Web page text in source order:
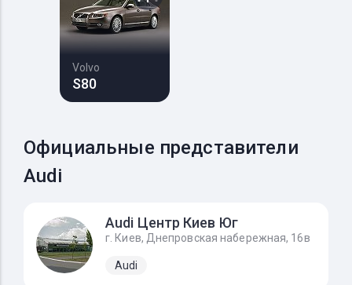
Volvo
S80
Официальные представители
Audi
Audi Центр Киев Юг
г. Киев, Днепровская набережная, 16в
Audi